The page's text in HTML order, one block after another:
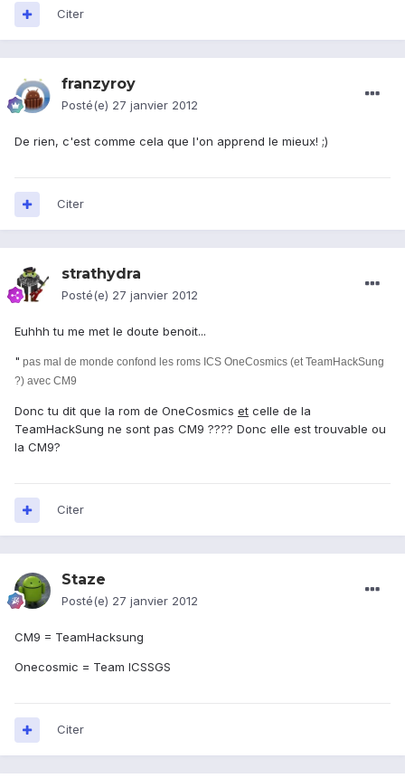
Citer
franzyroy
Posté(e) 27 janvier 2012
De rien, c'est comme cela que l'on apprend le mieux! ;)
Citer
strathydra
Posté(e) 27 janvier 2012
Euhhh tu me met le doute benoit...
" pas mal de monde confond les roms ICS OneCosmics (et TeamHackSung
?) avec CM9
Donc tu dit que la rom de OneCosmics et celle de la
TeamHackSung ne sont pas CM9 ???? Donc elle est trouvable ou
la CM9?
Citer
Staze
Posté(e) 27 janvier 2012
CM9 = TeamHacksung
Onecosmic = Team ICSSGS
Citer